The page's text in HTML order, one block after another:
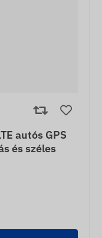
autós GPS
és széles